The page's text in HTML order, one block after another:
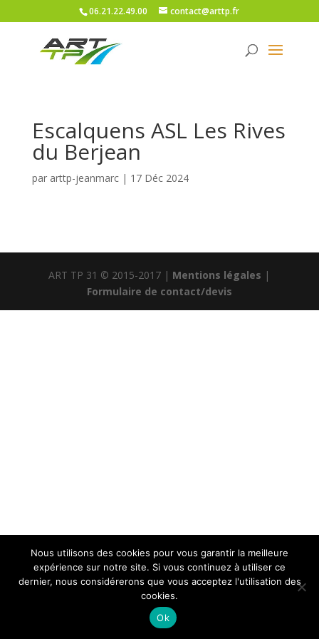
06.21.22.49.00 contact@arttp.fr
Escalquens ASL Les Rives
du Berjean
par arttp-jeanmarc| 17 Déc 2024
ART TP 31 © 2015-2017 | Mentions légales |
Formulaire de contact/devis
Nous utilisons des cookies pour vous garantir la meilleure
expérience sur notre site. Si vous continuez à utiliser ce
dernier, nous considérerons que vous acceptez l'utilisation des
cookies.
Ok